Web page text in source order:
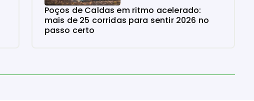
Poços de Caldas em ritmo acelerado:
mais de 25 corridas para sentir 2026 no
passo certo